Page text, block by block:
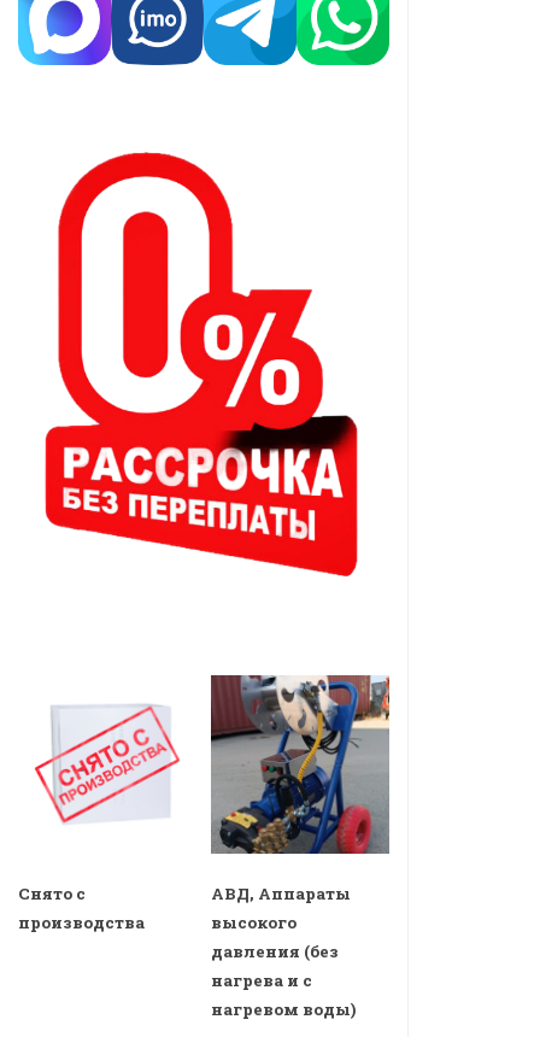
Снято с
производства
АВД, Аппараты
высокого
давления (без
нагрева и с
нагревом воды)